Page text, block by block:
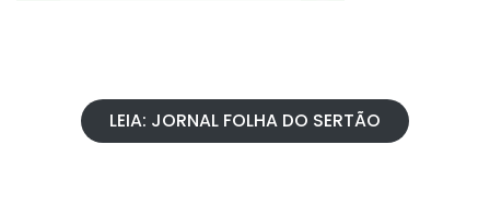
LEIA: JORNAL FOLHA DO SERTÃO